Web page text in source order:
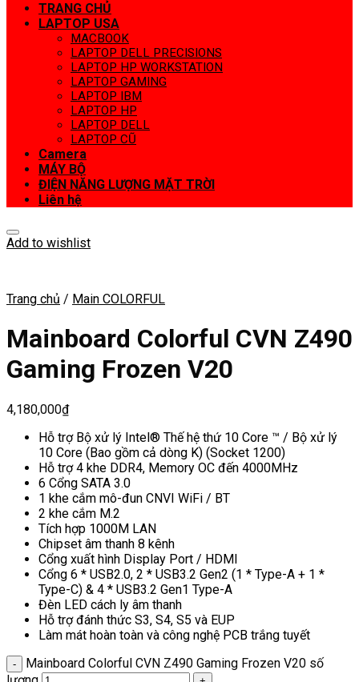
TRANG CHỦ
LAPTOP USA
MACBOOK
LAPTOP DELL PRECISIONS
LAPTOP HP WORKSTATION
LAPTOP GAMING
LAPTOP IBM
LAPTOP HP
LAPTOP DELL
LAPTOP CŨ
Camera
MÁY BỘ
ĐIỆN NĂNG LƯỢNG MẶT TRỜI
Liên hệ
Add to wishlist
Trang chủ / Main COLORFUL
Mainboard Colorful CVN Z490
Gaming Frozen V20
4,180,000₫
Hỗ trợ Bộ xử lý Intel® Thế hệ thứ 10 Core ™ / Bộ xử lý
10 Core (Bao gồm cả dòng K) (Socket 1200)
Hỗ trợ 4 khe DDR4, Memory OC đến 4000MHz
6 Cổng SATA 3.0
1 khe cắm mô-đun CNVI WiFi / BT
2 khe cắm M.2
Tích hợp 1000M LAN
Chipset âm thanh 8 kênh
Cổng xuất hình Display Port / HDMI
Cổng 6 * USB2.0, 2 * USB3.2 Gen2 (1 * Type-A + 1 *
Type-C) & 4 * USB3.2 Gen1 Type-A
Đèn LED cách ly âm thanh
Hỗ trợ đánh thức S3, S4, S5 và EUP
Làm mát hoàn toàn và công nghệ PCB trắng tuyết
Mainboard Colorful CVN Z490 Gaming Frozen V20 số